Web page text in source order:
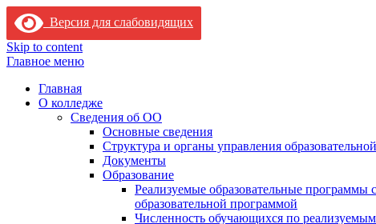
Версия для слабовидящих
Skip to content
Главное меню
Главная
О колледже
Сведения об ОО
Основные сведения
Структура и органы управления
Документы
Образование
Реализуемые образовательные
образовательной программой
Численность обучающихся по